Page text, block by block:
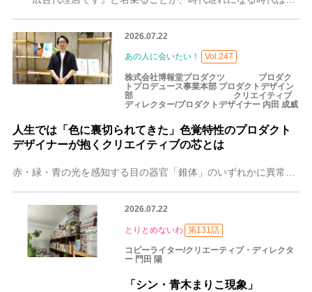
2026.07.22
あの人に会いたい！ Vol.247
株式会社博報堂プロダクツ プロダク
トプロデュース事業本部 プロダクトデザイン
部 クリエイティブ
ディレクター/プロダクトデザイナー 内田 成威
人生では「色に裏切られてきた」色覚特性のプロダクト
デザイナーが抱くクリエイティブの芯とは
赤・緑・青の光を感知する目の器官「錐体」のいずれかに異常がみられる「色覚特性」。近年は「色覚多様性」とも呼ばれます。 株式会社博報堂プロダクツのクリエイティブデ
2026.07.22
とりとめないわ 第131話
コピーライター/クリエーティブ・ディレクタ
ー 門田 陽
「シン・青木まりこ現象」